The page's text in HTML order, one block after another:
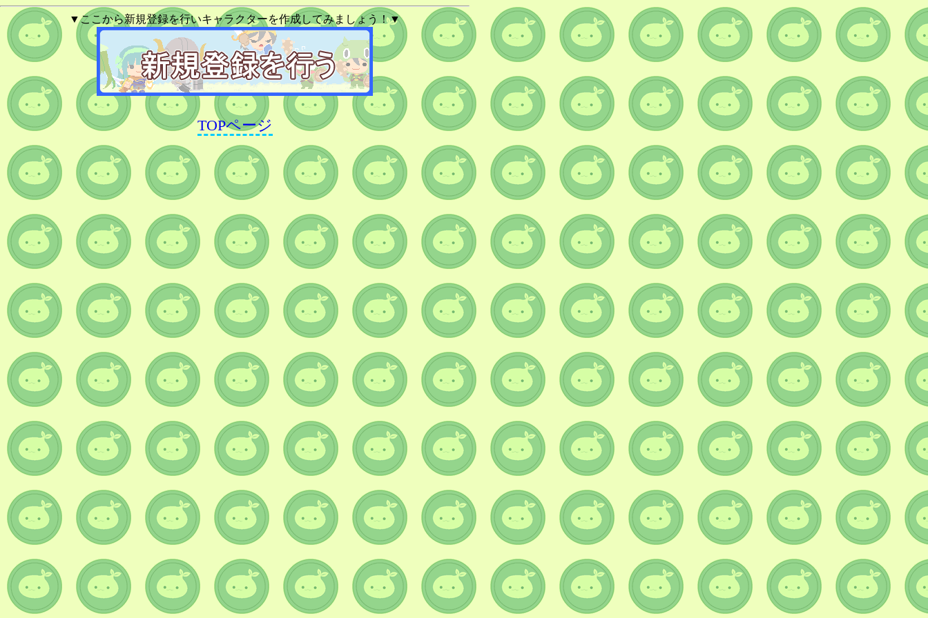
▼ここから新規登録を行いキャラクターを作成してみましょう！▼
TOPページ